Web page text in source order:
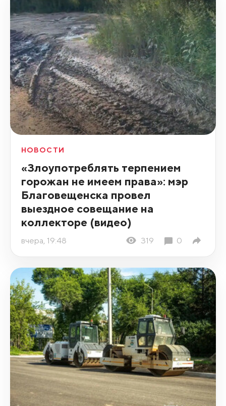
НОВОСТИ
«Злоупотреблять терпением
горожан не имеем права»: мэр
Благовещенска провел
выездное совещание на
коллекторе (видео)
вчера, 19:48 319 0